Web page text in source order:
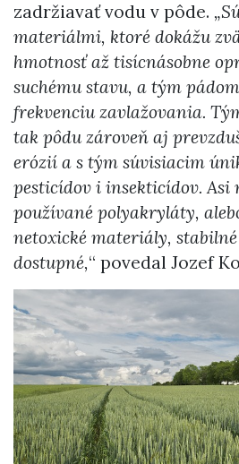
zadržiavať vodu v pôde.
materiálmi, ktoré dokážu
hmotnosť až tisícnásobne
suchému stavu, a tým
frekvenciu zavlažovania.
tak pôdu zároveň aj
erózií a s tým súvisiacim
pesticídov i insekticídov. Asi
používané polyakryláty,
netoxické materiály,
dostupné,“ povedal Jozef